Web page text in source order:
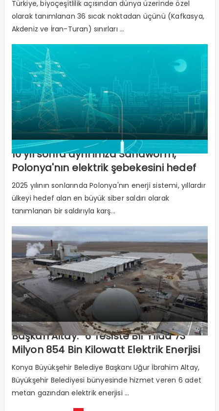
Türkiye, biyoçeşitlilik açısından dünya üzerinde özel
olarak tanımlanan 36 sıcak noktadan üçünü (Kafkasya,
Akdeniz ve İran-Turan) sınırları ...
10 yıl sonra aynı imza Sandworm,
Polonya'nın elektrik şebekesini hedef
aldı
2025 yılının sonlarında Polonya'nın enerji sistemi, yıllardır
ülkeyi hedef alan en büyük siber saldırı olarak
tanımlanan bir saldırıyla karş...
Başkan Altay: “6 Tesiste Bir Yılda 73
Milyon 854 Bin Kilowatt Elektrik Enerjisi
Ürettik"
Konya Büyükşehir Belediye Başkanı Uğur İbrahim Altay,
Büyükşehir Belediyesi bünyesinde hizmet veren 6 adet
metan gazından elektrik enerjisi ...